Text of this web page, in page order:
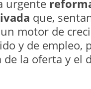
urgente
que,
motor de
y de empleo,
la oferta y el